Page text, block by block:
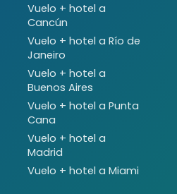
Vuelo + hotel a
Cancún
Vuelo + hotel a Río de
Janeiro
Vuelo + hotel a
Buenos Aires
Vuelo + hotel a Punta
Cana
Vuelo + hotel a
Madrid
Vuelo + hotel a Miami